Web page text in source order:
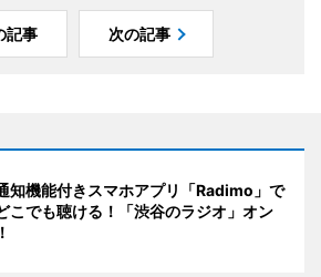
記事 次の記事
知機能付きスマホアプリ「Radimo」で
こでも聴ける！「渋谷のラジオ」オン